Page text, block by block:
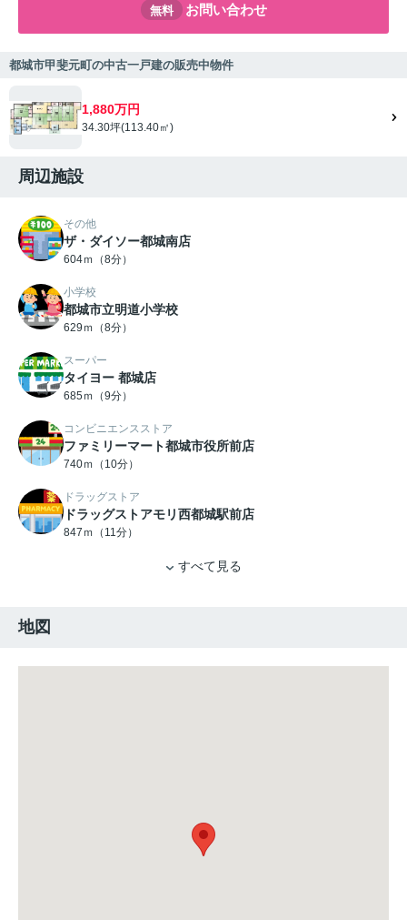
無料 お問い合わせ
都城市甲斐元町の中古一戸建の販売中物件
1,880万円
34.30坪(113.40㎡)
周辺施設
その他
ザ・ダイソー都城南店
604ｍ（8分）
小学校
都城市立明道小学校
629ｍ（8分）
スーパー
タイヨー 都城店
685ｍ（9分）
コンビニエンスストア
ファミリーマート都城市役所前店
740ｍ（10分）
ドラッグストア
ドラッグストアモリ西都城駅前店
847ｍ（11分）
すべて見る
地図